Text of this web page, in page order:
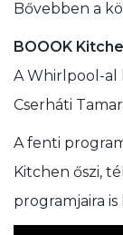
Bővebben a
BOOOK
A Whirlpool-al
Cserháti
A fenti
Kitchen őszi,
programjaira